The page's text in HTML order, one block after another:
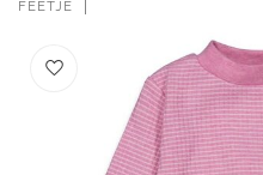
FEETJE